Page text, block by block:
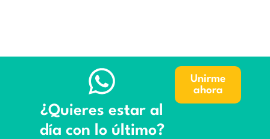
¿Quieres estar al
día con lo último?
Unirme
ahora